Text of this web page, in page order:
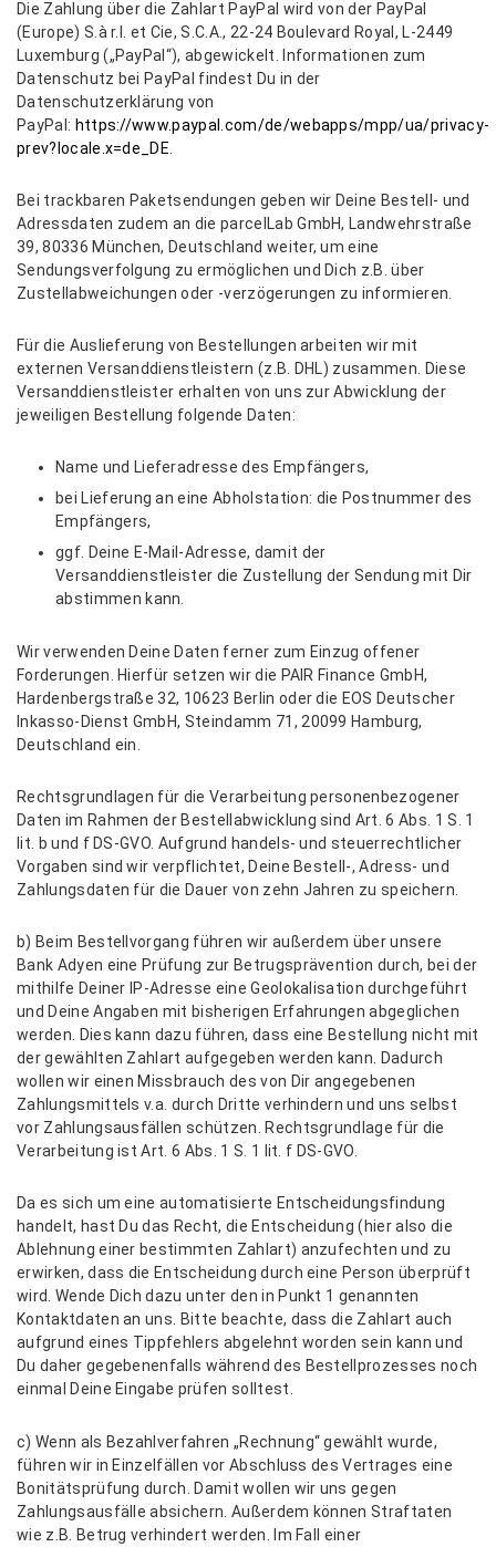
Die Zahlung über die Zahlart PayPal wird von der PayPal
(Europe) S.à r.l. et Cie, S.C.A., 22-24 Boulevard Royal, L-2449
Luxemburg („PayPal“), abgewickelt. Informationen zum
Datenschutz bei PayPal findest Du in der
Datenschutzerklärung von
PayPal: https://www.paypal.com/de/webapps/mpp/ua/privacy-
prev?locale.x=de_DE
Bei trackbaren Paketsendungen geben wir Deine Bestell- und
Adressdaten zudem an die parcelLab GmbH, Landwehrstraße
39, 80336 München, Deutschland weiter, um eine
Sendungsverfolgung zu ermöglichen und Dich z.B. über
Zustellabweichungen oder -verzögerungen zu informieren.
Für die Auslieferung von Bestellungen arbeiten wir mit
externen Versanddienstleistern (z.B. DHL) zusammen. Diese
Versanddienstleister erhalten von uns zur Abwicklung der
jeweiligen Bestellung folgende Daten:
Name und Lieferadresse des Empfängers,
bei Lieferung an eine Abholstation: die Postnummer des
Empfängers,
ggf. Deine E-Mail-Adresse, damit der
Versanddienstleister die Zustellung der Sendung mit Dir
abstimmen kann.
Wir verwenden Deine Daten ferner zum Einzug offener
Forderungen. Hierfür setzen wir die PAIR Finance GmbH,
Hardenbergstraße 32, 10623 Berlin oder die EOS Deutscher
Inkasso-Dienst GmbH, Steindamm 71, 20099 Hamburg,
Deutschland ein.
Rechtsgrundlagen für die Verarbeitung personenbezogener
Daten im Rahmen der Bestellabwicklung sind Art. 6 Abs. 1 S. 1
lit. b und f DS-GVO. Aufgrund handels- und steuerrechtlicher
Vorgaben sind wir verpflichtet, Deine Bestell-, Adress- und
Zahlungsdaten für die Dauer von zehn Jahren zu speichern.
b) Beim Bestellvorgang führen wir außerdem über unsere
Bank Adyen eine Prüfung zur Betrugsprävention durch, bei der
mithilfe Deiner IP-Adresse eine Geolokalisation durchgeführt
und Deine Angaben mit bisherigen Erfahrungen abgeglichen
werden. Dies kann dazu führen, dass eine Bestellung nicht mit
der gewählten Zahlart aufgegeben werden kann. Dadurch
wollen wir einen Missbrauch des von Dir angegebenen
Zahlungsmittels v.a. durch Dritte verhindern und uns selbst
vor Zahlungsausfällen schützen. Rechtsgrundlage für die
Verarbeitung ist Art. 6 Abs. 1 S. 1 lit. f DS-GVO.
Da es sich um eine automatisierte Entscheidungsfindung
handelt, hast Du das Recht, die Entscheidung (hier also die
Ablehnung einer bestimmten Zahlart) anzufechten und zu
erwirken, dass die Entscheidung durch eine Person überprüft
wird. Wende Dich dazu unter den in Punkt 1 genannten
Kontaktdaten an uns. Bitte beachte, dass die Zahlart auch
aufgrund eines Tippfehlers abgelehnt worden sein kann und
Du daher gegebenenfalls während des Bestellprozesses noch
einmal Deine Eingabe prüfen solltest.
c) Wenn als Bezahlverfahren „Rechnung“ gewählt wurde,
führen wir in Einzelfällen vor Abschluss des Vertrages eine
Bonitätsprüfung durch. Damit wollen wir uns gegen
Zahlungsausfälle absichern. Außerdem können Straftaten
wie z.B. Betrug verhindert werden. Im Fall einer